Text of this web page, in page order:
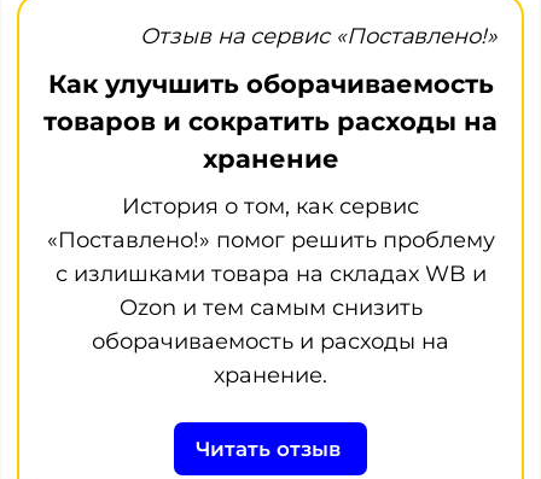
Отзыв на сервис «Поставлено!»
Как улучшить оборачиваемость
товаров и сократить расходы на
хранение
История о том, как сервис
«Поставлено!» помог решить проблему
с излишками товара на складах WB и
Ozon и тем самым снизить
оборачиваемость и расходы на
хранение.
Читать отзыв